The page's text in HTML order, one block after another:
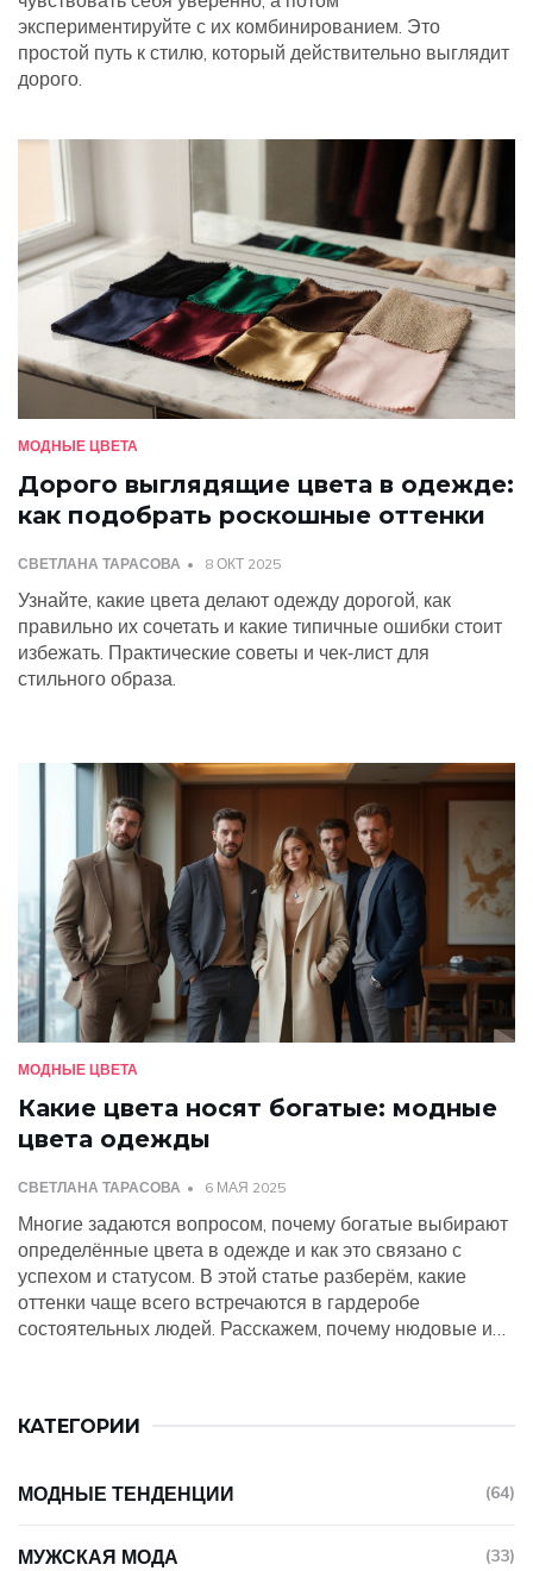
экспериментируйте с их комбинированием. Это
простой путь к стилю, который действительно выглядит
дорого.
МОДНЫЕ ЦВЕТА
Дорого выглядящие цвета в одежде:
как подобрать роскошные оттенки
СВЕТЛАНА ТАРАСОВА 8 ОКТ 2025
Узнайте, какие цвета делают одежду дорогой, как
правильно их сочетать и какие типичные ошибки стоит
избежать. Практические советы и чек‑лист для
стильного образа.
МОДНЫЕ ЦВЕТА
Какие цвета носят богатые: модные
цвета одежды
СВЕТЛАНА ТАРАСОВА 6 МАЯ 2025
Многие задаются вопросом, почему богатые выбирают
определённые цвета в одежде и как это связано с
успехом и статусом. В этой статье разберём, какие
оттенки чаще всего встречаются в гардеробе
состоятельных людей. Расскажем, почему нюдовые и
простых цветовых решений. Поговорим о том, какие
демократичный гардероб.
КАТЕГОРИИ
МОДНЫЕ ТЕНДЕНЦИИ (64)
МУЖСКАЯ МОДА (33)